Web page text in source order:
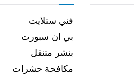
فني ستلايت
بي ان سبورت
بنشر متنقل
مكافحة حشرات